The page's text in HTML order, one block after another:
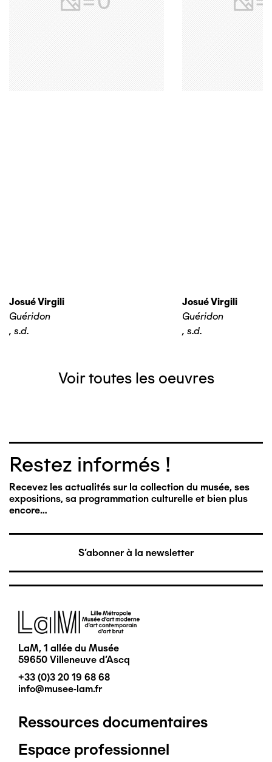
Josué Virgili
Guéridon
, s.d.
Josué Virgili
Guéridon
, s.d.
Voir toutes les oeuvres
Restez informés !
Recevez les actualités sur la collection du musée, ses
expositions, sa programmation culturelle et bien plus
encore…
S'abonner à la newsletter
Image
LaM, 1 allée du Musée
59650 Villeneuve d'Ascq
+33 (0)3 20 19 68 68
info@musee-lam.fr
Pied
Ressources documentaires
Espace professionnel